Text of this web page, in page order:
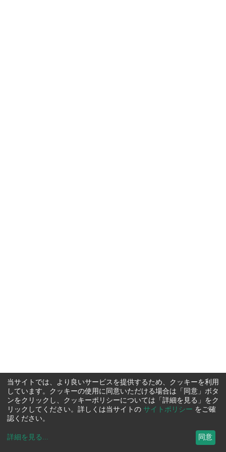
当サイトでは、より良いサービスを提供するため、クッキーを利用
しています。クッキーの使用に同意いただける場合は「同意」ボタ
ンをクリックし、クッキーポリシーについては「詳細を見る」をク
リックしてください。詳しくは当サイトの サイトポリシー をご確
認ください。
詳細を見る ... 同意